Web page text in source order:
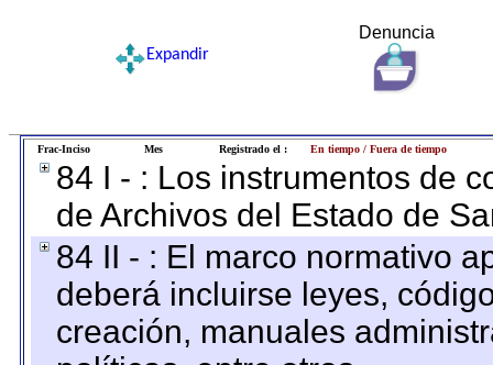
Denuncia
Expandir
Frac-Inciso Mes Registrado el : En tiempo / Fuera de tiempo
84 I - : Los instrumentos de
de Archivos del Estado de
84 II - : El marco normativo
deberá incluirse leyes,
creación, manuales